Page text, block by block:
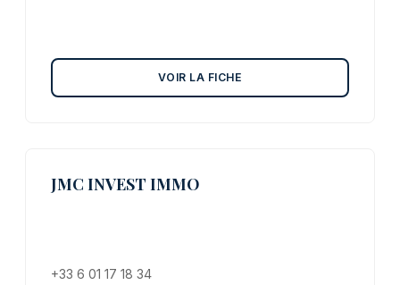
VOIR LA FICHE
JMC INVEST IMMO
+33 6 01 17 18 34